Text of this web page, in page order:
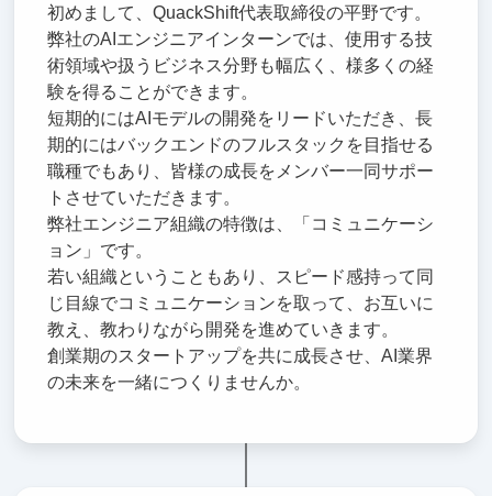
初めまして、QuackShift代表取締役の平野です。
弊社のAIエンジニアインターンでは、使用する技
術領域や扱うビジネス分野も幅広く、様多くの経
験を得ることができます。
短期的にはAIモデルの開発をリードいただき、長
期的にはバックエンドのフルスタックを目指せる
職種でもあり、皆様の成長をメンバー一同サポー
トさせていただきます。
弊社エンジニア組織の特徴は、「コミュニケーシ
ョン」です。
若い組織ということもあり、スピード感持って同
じ目線でコミュニケーションを取って、お互いに
教え、教わりながら開発を進めていきます。
創業期のスタートアップを共に成長させ、AI業界
の未来を一緒につくりませんか。